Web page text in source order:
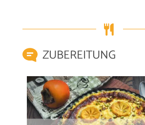
ZUBEREITUNG